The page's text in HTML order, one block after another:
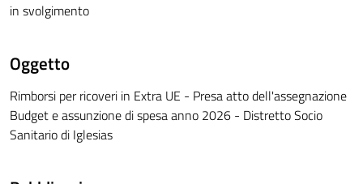
in svolgimento
Oggetto
Rimborsi per ricoveri in Extra UE - Presa atto dell'assegnazione
Budget e assunzione di spesa anno 2026 - Distretto Socio
Sanitario di Iglesias